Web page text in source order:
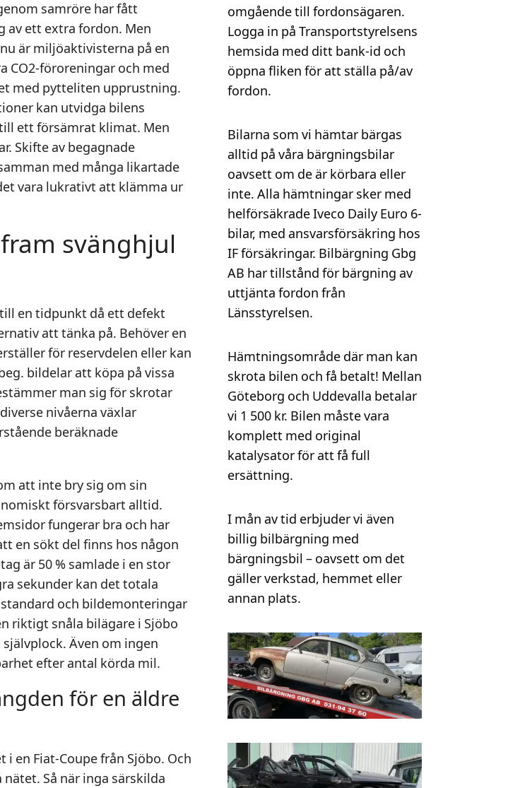
samröre har fått
av ett extra fordon. Men
är miljöaktivisterna på en
CO2-föroreningar och med
med pytteliten upprustning.
kan utvidga bilens
ett försämrat klimat. Men
Skifte av begagnade
med många likartade
vara lukrativt att klämma ur
svänghjul
en tidpunkt då ett defekt
att tänka på. Behöver en
för reservdelen eller kan
bildelar att köpa på vissa
man sig för skrotar
nivåerna växlar
beräknade
att inte bry sig om sin
försvarsbart alltid.
fungerar bra och har
en sökt del finns hos någon
är 50 % samlade i en stor
sekunder kan det totala
och bildemonteringar
riktigt snåla bilägare i Sjöbo
Även om ingen
efter antal körda mil.
för en äldre
en Fiat-Coupe från Sjöbo. Och
Så när inga särskilda
omgående till fordonsägaren.
Logga in på Transportstyrelsens
hemsida med ditt bank-id och
öppna fliken för att ställa på/av
fordon.
Bilarna som vi hämtar bärgas
alltid på våra bärgningsbilar
oavsett om de är körbara eller
inte. Alla hämtningar sker med
helförsäkrade Iveco Daily Euro 6-
bilar, med ansvarsförsäkring hos
IF försäkringar. Bilbärgning Gbg
AB har tillstånd för bärgning av
uttjänta fordon från
Länsstyrelsen.
Hämtningsområde där man kan
skrota bilen och få betalt! Mellan
Göteborg och Uddevalla betalar
vi 1 500 kr. Bilen måste vara
komplett med original
katalysator för att få full
ersättning.
I mån av tid erbjuder vi även
billig bilbärgning med
bärgningsbil – oavsett om det
gäller verkstad, hemmet eller
annan plats.